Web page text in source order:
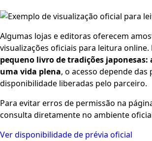
Algumas lojas e editoras oferecem
visualizações oficiais para leitura online.
pequeno livro de tradições japonesas:
uma vida plena, o acesso depende das
disponibilidade liberadas pelo parceiro.
Para evitar erros de permissão na
consulta diretamente no ambiente
Ver disponibilidade de prévia oficial